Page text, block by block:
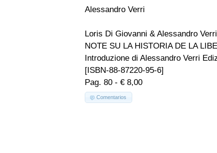
Alessandro Verri
Loris Di Giovanni & Alessandro Verri
NOTE SU LA HISTORIA DE LA
Introduzione di Alessandro Verri
[ISBN-88-87220-95-6]
Pag. 80 - € 8,00
Comentarios